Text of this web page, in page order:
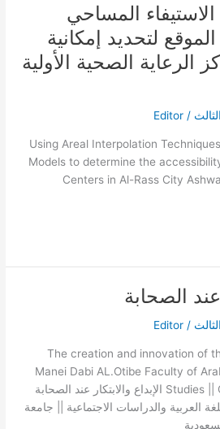
المساحي
لتحديد إمكانية
الرعاية الصحية الأولية
/
Editor
Using Areal Interpolation
Models to determine the
عند الصحابة
/
Editor
The creation and innovation of
Manei Dabi AL.Otibe Faculty of
Studies || Qassim University || KSA الإبداع والابتكار عند الصحابة
العربية والدراسات الاجتماعية || جامعة